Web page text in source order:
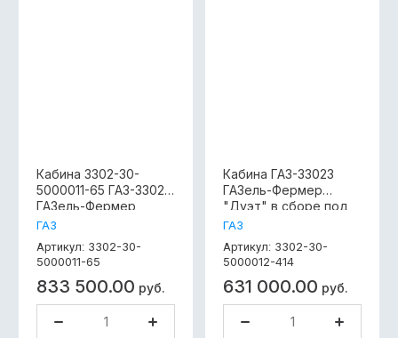
Кабина 3302-30-
5000011-65 ГАЗ-33023
ГАЗель-Фермер
"Дуэт" в сборе под
3302-30-5000011-65
ГАЗ
Артикул: 3302-30-
5000011-65
833 500.00 руб.
Кабина ГАЗ-33023
ГАЗель-Фермер
"Дуэт" в сборе под
дв. ЗМЗ-405 (Евро 2)
ГАЗ
Артикул: 3302-30-
5000012-414
631 000.00 руб.